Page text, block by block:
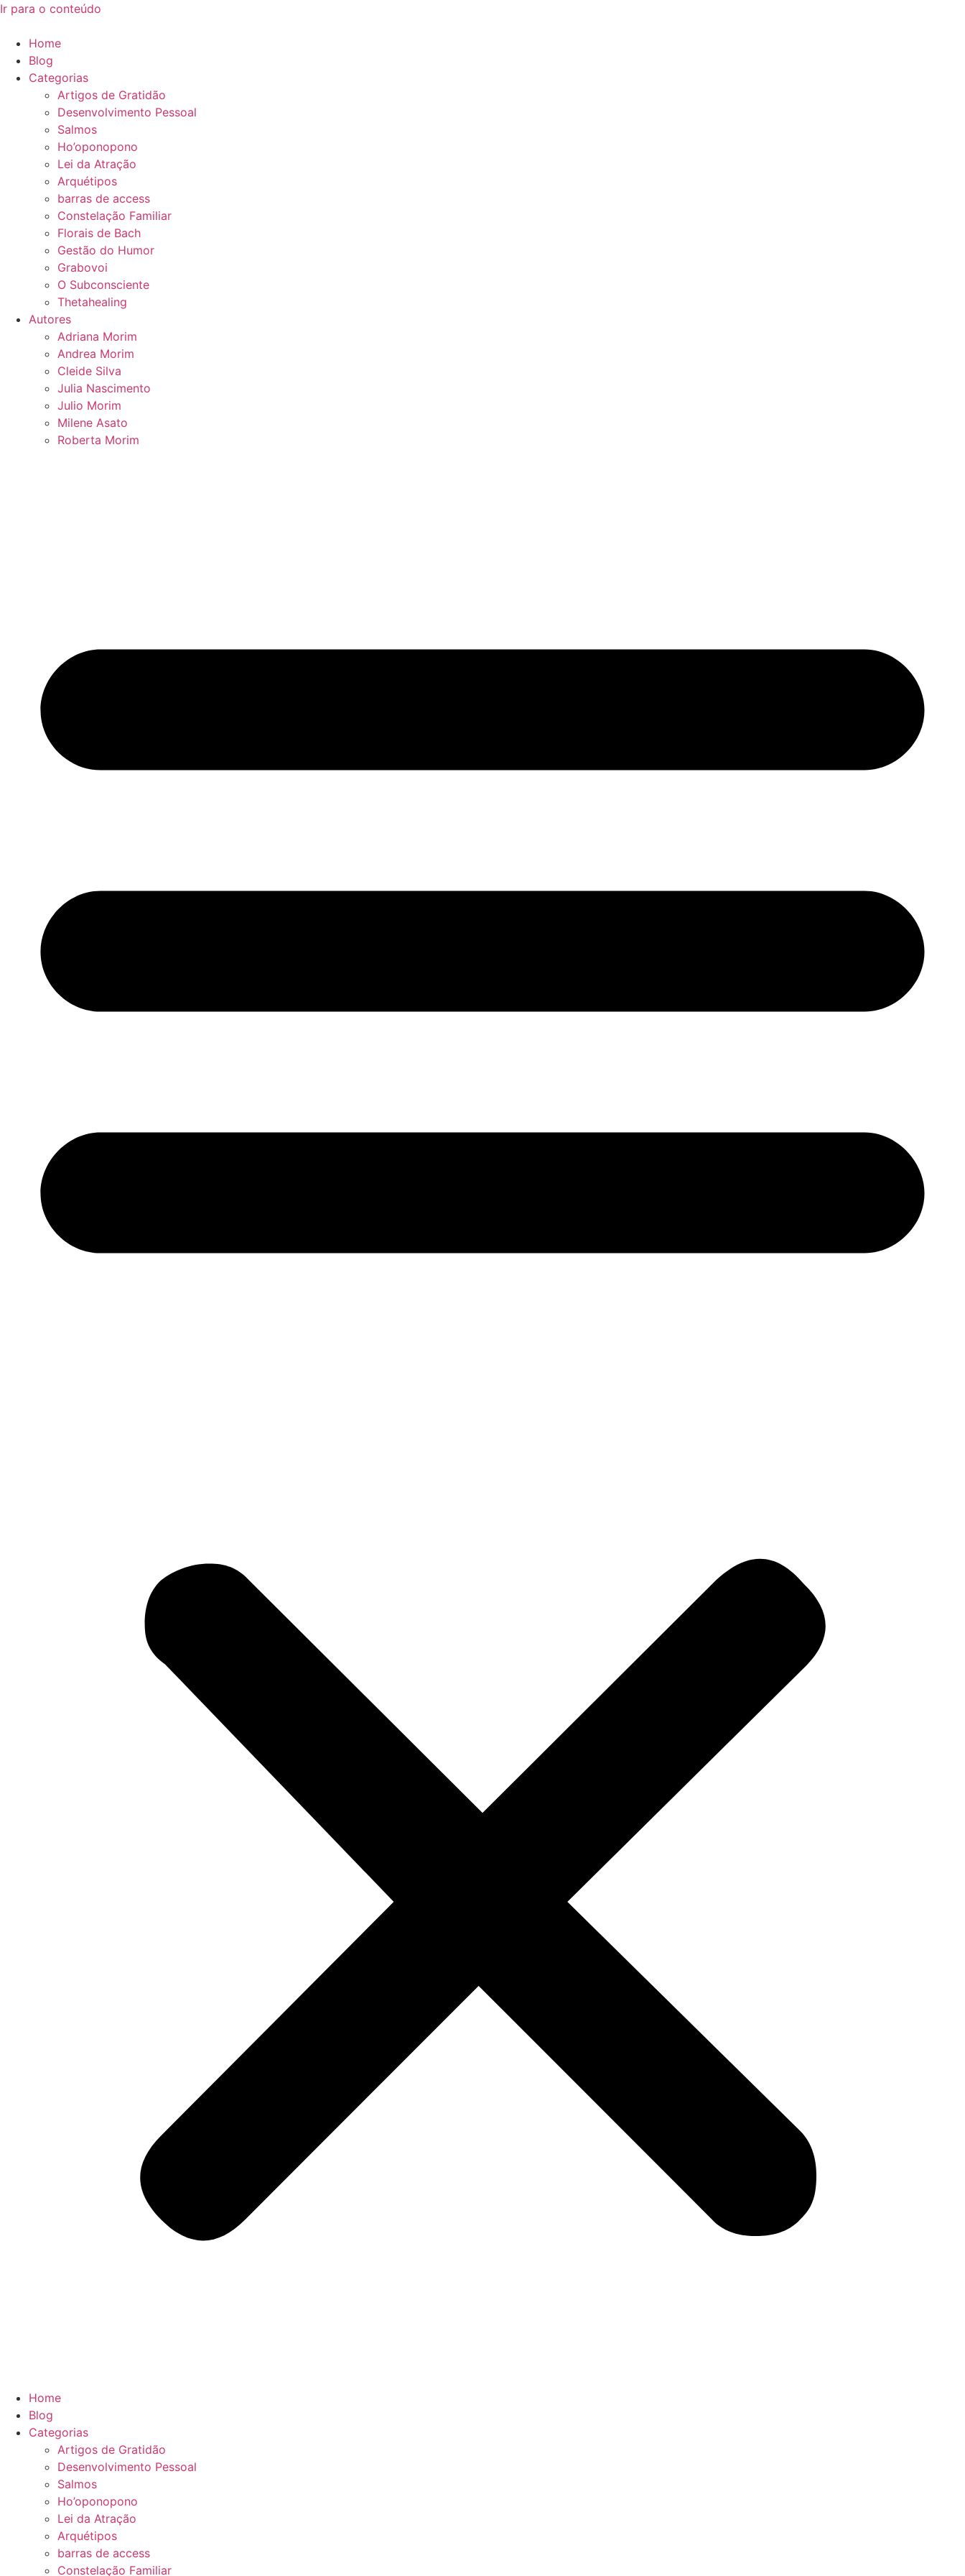
Ir para o conteúdo
Home
Blog
Categorias
Artigos de Gratidão
Desenvolvimento Pessoal
Salmos
Ho’oponopono
Lei da Atração
Arquétipos
barras de access
Constelação Familiar
Florais de Bach
Gestão do Humor
Grabovoi
O Subconsciente
Thetahealing
Autores
Adriana Morim
Andrea Morim
Cleide Silva
Julia Nascimento
Julio Morim
Milene Asato
Roberta Morim
Home
Blog
Categorias
Artigos de Gratidão
Desenvolvimento Pessoal
Salmos
Ho’oponopono
Lei da Atração
Arquétipos
barras de access
Constelação Familiar